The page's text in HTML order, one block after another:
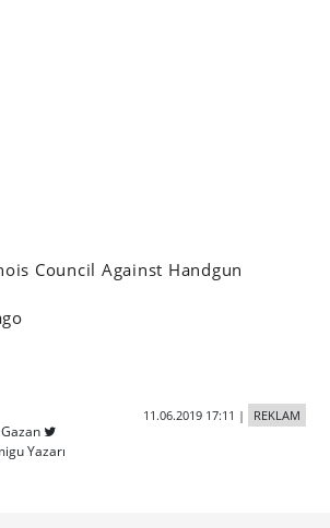
Council Against Handgun
Yazarı
11.06.2019 17:11 | REKLAM